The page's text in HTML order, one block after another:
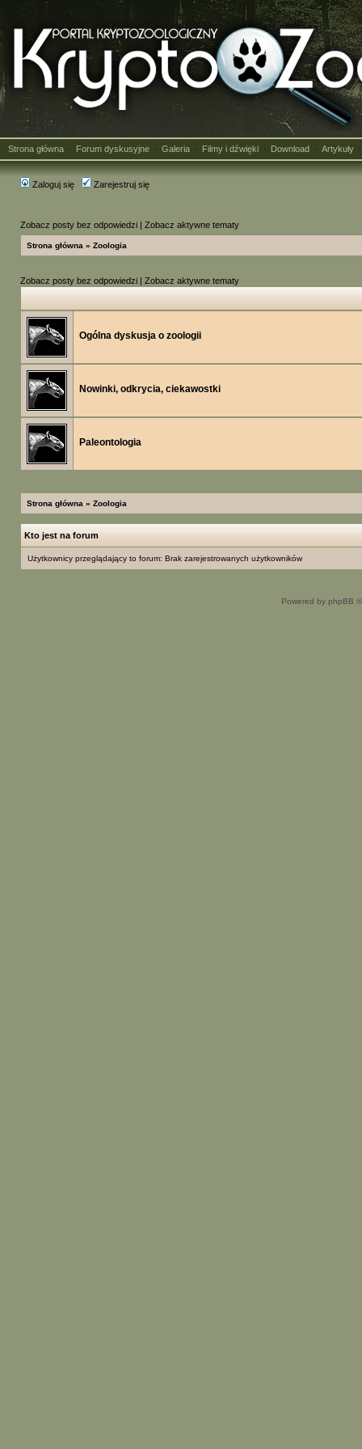
Strona główna · Forum dyskusyjne · Galeria · Filmy i dźwięki · Download · Artykuły
Zaloguj się Zarejestruj się
Zobacz posty bez odpowiedzi | Zobacz aktywne tematy
Strona główna » Zoologia
Zobacz posty bez odpowiedzi | Zobacz aktywne tematy
Ogólna dyskusja o zoologii
Nowinki, odkrycia, ciekawostki
Paleontologia
Strona główna » Zoologia
Kto jest na forum
Użytkownicy przeglądający to forum: Brak zarejestrowanych użytkowników
Powered by phpBB